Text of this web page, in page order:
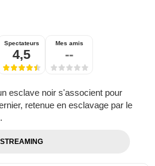
Spectateurs
4,5
Mes amis
--
esclave noir s'associent pour
retenue en esclavage par le
STREAMING